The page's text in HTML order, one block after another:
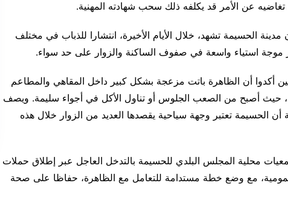
تغاضيه عن الأمر قد يكلفه ذلك سحب شهادته المهنية.
الحسيمة تشهد، خلال الأيام الأخيرة، انتشارا للذباب في مختلف
موجة استياء واسعة في صفوف الساكنة والزوار على حد سواء.
أكدوا أن الظاهرة باتت مزعجة بشكل كبير داخل المقاهي والمطاعم
حيث أصبح من الصعب الجلوس أو تناول الأكل في أجواء سليمة. ويصف
أن الحسيمة تعتبر وجهة سياحية يقصدها العديد من الزوار خلال هذه
محلية المجلس البلدي للحسيمة بالتدخل العاجل عبر إطلاق حملات
مع وضع خطة مستدامة للتعامل مع الظاهرة، حفاظا على صحة